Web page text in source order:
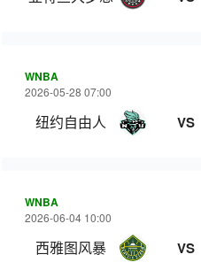
WNBA
2026-05-28 07:00
纽约自由人 VS
WNBA
2026-06-04 10:00
西雅图风暴 VS